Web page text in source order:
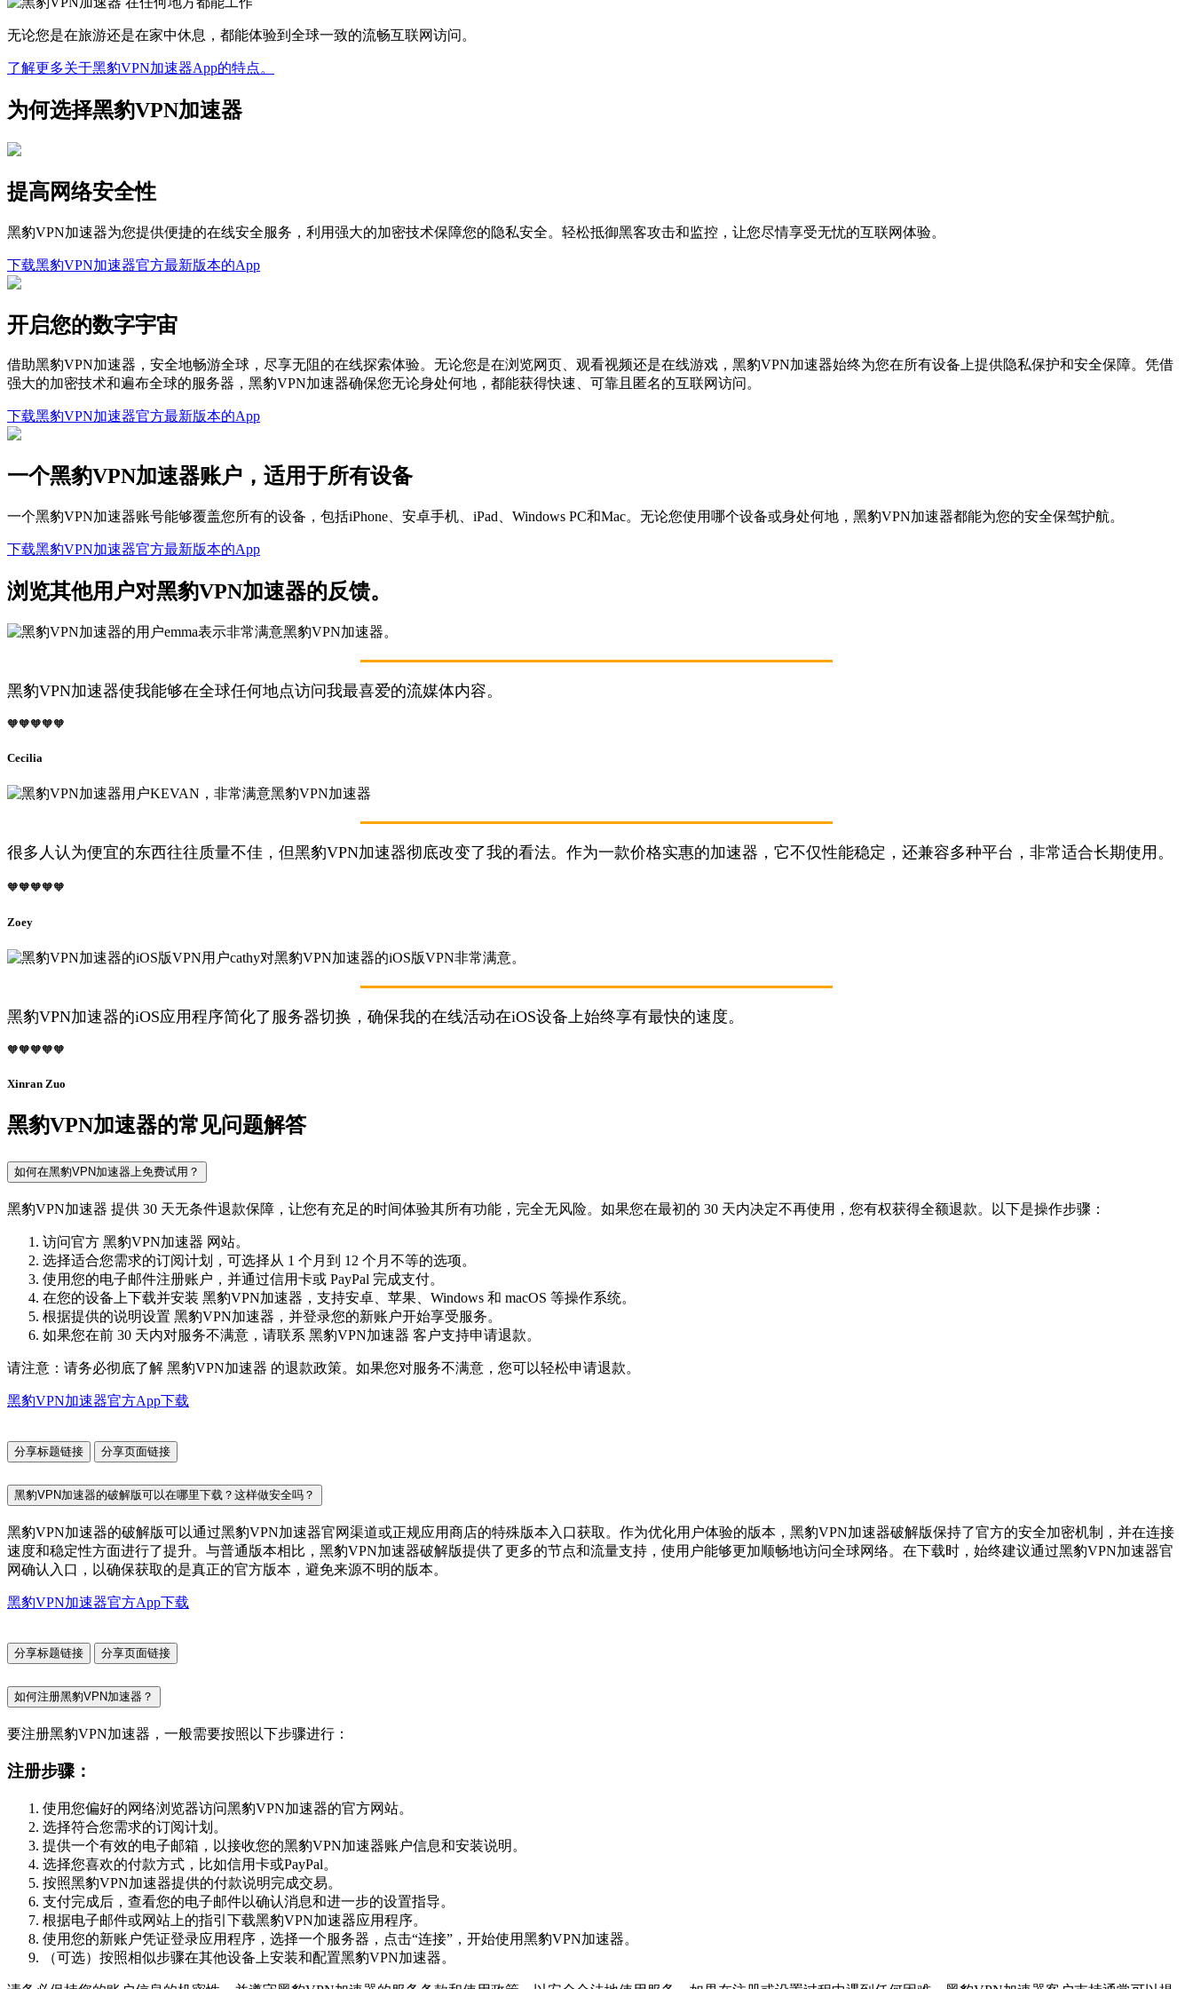
无论您是在旅游还是在家中休息，都能体验到全球一致的流畅互联网访问。
了解更多关于黑豹VPN加速器App的特点。
为何选择黑豹VPN加速器
提高网络安全性
黑豹VPN加速器为您提供便捷的在线安全服务，利用强大的加密技术保障您的隐私安全。轻松抵御黑客攻击和监控，让您尽情享受无忧的互联网体验。
下载黑豹VPN加速器官方最新版本的App
开启您的数字宇宙
借助黑豹VPN加速器，安全地畅游全球，尽享无阻的在线探索体验。无论您是在浏览网页、观看视频还是在线游戏，黑豹VPN加速器始终为您在所有设备上提供隐私保护和安全保障。凭借
强大的加密技术和遍布全球的服务器，黑豹VPN加速器确保您无论身处何地，都能获得快速、可靠且匿名的互联网访问。
下载黑豹VPN加速器官方最新版本的App
一个黑豹VPN加速器账户，适用于所有设备
一个黑豹VPN加速器账号能够覆盖您所有的设备，包括iPhone、安卓手机、iPad、Windows PC和Mac。无论您使用哪个设备或身处何地，黑豹VPN加速器都能为您的安全保驾护航。
下载黑豹VPN加速器官方最新版本的App
浏览其他用户对黑豹VPN加速器的反馈。
黑豹VPN加速器使我能够在全球任何地点访问我最喜爱的流媒体内容。
🧡🧡🧡🧡🧡
Cecilia
很多人认为便宜的东西往往质量不佳，但黑豹VPN加速器彻底改变了我的看法。作为一款价格实惠的加速器，它不仅性能稳定，还兼容多种平台，非常适合长期使用。
🧡🧡🧡🧡🧡
Zoey
黑豹VPN加速器的iOS应用程序简化了服务器切换，确保我的在线活动在iOS设备上始终享有最快的速度。
🧡🧡🧡🧡🧡
Xinran Zuo
黑豹VPN加速器的常见问题解答
如何在黑豹VPN加速器上免费试用？
黑豹VPN加速器 提供 30 天无条件退款保障，让您有充足的时间体验其所有功能，完全无风险。如果您在最初的 30 天内决定不再使用，您有权获得全额退款。以下是操作步骤：
访问官方 黑豹VPN加速器 网站。
选择适合您需求的订阅计划，可选择从 1 个月到 12 个月不等的选项。
使用您的电子邮件注册账户，并通过信用卡或 PayPal 完成支付。
在您的设备上下载并安装 黑豹VPN加速器，支持安卓、苹果、Windows 和 macOS 等操作系统。
根据提供的说明设置 黑豹VPN加速器，并登录您的新账户开始享受服务。
如果您在前 30 天内对服务不满意，请联系 黑豹VPN加速器 客户支持申请退款。
请注意：请务必彻底了解 黑豹VPN加速器 的退款政策。如果您对服务不满意，您可以轻松申请退款。
黑豹VPN加速器官方App下载
分享标题链接 分享页面链接
黑豹VPN加速器的破解版可以在哪里下载？这样做安全吗？
黑豹VPN加速器的破解版可以通过黑豹VPN加速器官网渠道或正规应用商店的特殊版本入口获取。作为优化用户体验的版本，黑豹VPN加速器破解版保持了官方的安全加密机制，并在连接
速度和稳定性方面进行了提升。与普通版本相比，黑豹VPN加速器破解版提供了更多的节点和流量支持，使用户能够更加顺畅地访问全球网络。在下载时，始终建议通过黑豹VPN加速器官
网确认入口，以确保获取的是真正的官方版本，避免来源不明的版本。
黑豹VPN加速器官方App下载
分享标题链接 分享页面链接
如何注册黑豹VPN加速器？
要注册黑豹VPN加速器，一般需要按照以下步骤进行：
注册步骤：
使用您偏好的网络浏览器访问黑豹VPN加速器的官方网站。
选择符合您需求的订阅计划。
提供一个有效的电子邮箱，以接收您的黑豹VPN加速器账户信息和安装说明。
选择您喜欢的付款方式，比如信用卡或PayPal。
按照黑豹VPN加速器提供的付款说明完成交易。
支付完成后，查看您的电子邮件以确认消息和进一步的设置指导。
根据电子邮件或网站上的指引下载黑豹VPN加速器应用程序。
使用您的新账户凭证登录应用程序，选择一个服务器，点击“连接”，开始使用黑豹VPN加速器。
（可选）按照相似步骤在其他设备上安装和配置黑豹VPN加速器。